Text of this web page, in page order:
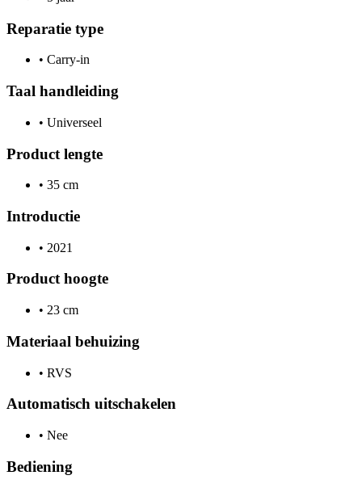
Reparatie type
• Carry-in
Taal handleiding
• Universeel
Product lengte
• 35 cm
Introductie
• 2021
Product hoogte
• 23 cm
Materiaal behuizing
• RVS
Automatisch uitschakelen
• Nee
Bediening